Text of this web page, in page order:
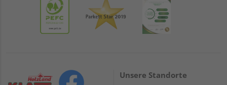
Unsere Standorte